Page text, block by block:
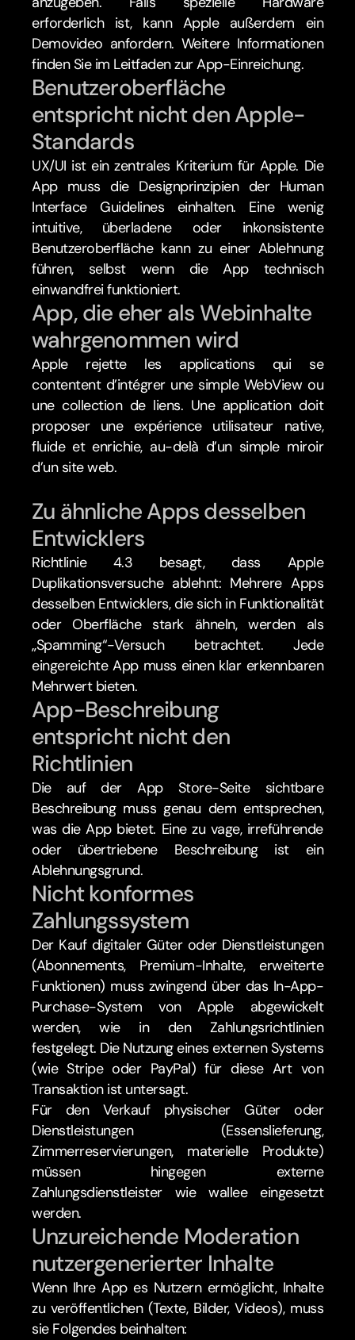
erforderlich ist, kann Apple außerdem ein
Demovideo anfordern. Weitere Informationen
finden Sie im Leitfaden zur App-Einreichung.
Benutzeroberfläche
entspricht nicht den Apple-
Standards
UX/UI ist ein zentrales Kriterium für Apple. Die
App muss die Designprinzipien der Human
Interface Guidelines einhalten. Eine wenig
intuitive, überladene oder inkonsistente
Benutzeroberfläche kann zu einer Ablehnung
führen, selbst wenn die App technisch
einwandfrei funktioniert.
App, die eher als Webinhalte
wahrgenommen wird
Apple rejette les applications qui se
contentent d’intégrer une simple WebView ou
une collection de liens. Une application doit
proposer une expérience utilisateur native,
fluide et enrichie, au-delà d’un simple miroir
d’un site web.
Zu ähnliche Apps desselben
Entwicklers
Richtlinie 4.3 besagt, dass Apple
Duplikationsversuche ablehnt: Mehrere Apps
desselben Entwicklers, die sich in Funktionalität
oder Oberfläche stark ähneln, werden als
„Spamming“-Versuch betrachtet. Jede
eingereichte App muss einen klar erkennbaren
Mehrwert bieten.
App-Beschreibung
entspricht nicht den
Richtlinien
Die auf der App Store-Seite sichtbare
Beschreibung muss genau dem entsprechen,
was die App bietet. Eine zu vage, irreführende
oder übertriebene Beschreibung ist ein
Ablehnungsgrund.
Nicht konformes
Zahlungssystem
Der Kauf digitaler Güter oder Dienstleistungen
(Abonnements, Premium-Inhalte, erweiterte
Funktionen) muss zwingend über das In-App-
Purchase-System von Apple abgewickelt
werden, wie in den Zahlungsrichtlinien
festgelegt. Die Nutzung eines externen Systems
(wie Stripe oder PayPal) für diese Art von
Transaktion ist untersagt.
Für den Verkauf physischer Güter oder
Dienstleistungen (Essenslieferung,
Zimmerreservierungen, materielle Produkte)
müssen hingegen externe
Zahlungsdienstleister wie wallee eingesetzt
werden.
Unzureichende Moderation
nutzergenerierter Inhalte
Wenn Ihre App es Nutzern ermöglicht, Inhalte
zu veröffentlichen (Texte, Bilder, Videos), muss
sie Folgendes beinhalten: